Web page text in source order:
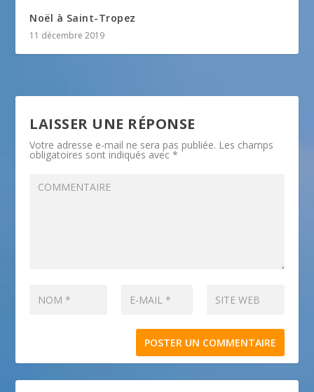
Noël à Saint-Tropez
11 décembre 2019
LAISSER UNE RÉPONSE
Votre adresse e-mail ne sera pas publiée. Les champs
obligatoires sont indiqués avec*